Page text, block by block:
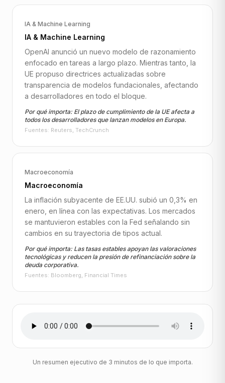
IA & Machine Learning
IA & Machine Learning
OpenAI anunció un nuevo modelo de razonamiento
enfocado en tareas a largo plazo. Mientras tanto, la
UE propuso directrices actualizadas sobre
transparencia de modelos fundacionales, afectando
a desarrolladores en todo el bloque.
Por qué importa: El plazo de cumplimiento de la UE afecta a
todos los desarrolladores que lanzan modelos en Europa.
Fuentes: Reuters, TechCrunch
Macroeconomía
Macroeconomía
La inflación subyacente de EE.UU. subió un 0,3% en
enero, en línea con las expectativas. Los mercados
se mantuvieron estables con la Fed señalando sin
cambios en su trayectoria de tipos actual.
Por qué importa: Las tasas estables apoyan las valoraciones
tecnológicas y reducen la presión de refinanciación sobre la
deuda corporativa.
Fuentes: Bloomberg, Financial Times
Un resumen ejecutivo de 3 minutos de lo que importa.